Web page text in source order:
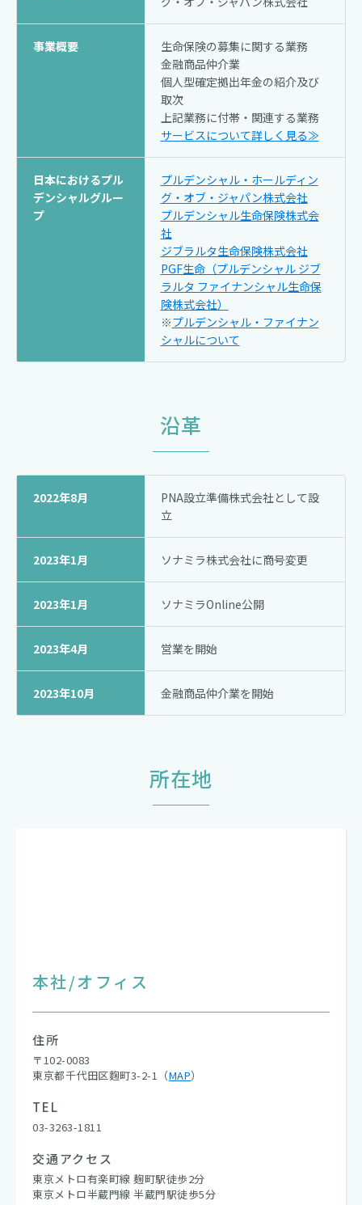
事業概要
生命保険の募集に関する業務
金融商品仲介業
個人型確定拠出年金の紹介及び
取次
上記業務に付帯・関連する業務
サービスについて詳しく見る≫
日本におけるプル
デンシャルグルー
プ
プルデンシャル・ホールディン
グ・オブ・ジャパン株式会社
プルデンシャル生命保険株式会
社
ジブラルタ生命保険株式会社
PGF生命（プルデンシャル ジブ
ラルタ ファイナンシャル生命保
険株式会社）
※プルデンシャル・ファイナン
シャルについて
沿革
2022年8月 PNA設立準備株式会社として設
立
2023年1月 ソナミラ株式会社に商号変更
2023年1月 ソナミラOnline公開
2023年4月 営業を開始
2023年10月 金融商品仲介業を開始
所在地
本社/オフィス
住所
〒102-0083
東京都千代田区麴町3-2-1（MAP）
TEL
03-3263-1811
交通アクセス
東京メトロ有楽町線 麹町駅徒歩2分
東京メトロ半蔵門線 半蔵門駅徒歩5分